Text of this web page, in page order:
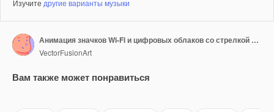
Изучите другие варианты музыки
Анимация значков Wi-Fi и цифровых облаков со стрелкой и растущим процентом на синем фоне
VectorFusionArt
Вам также может понравиться